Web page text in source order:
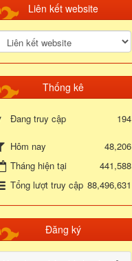
Liên kết website
Thống kê
Đang truy cập 194
Hôm nay
48,206
Tháng hiện tại
441,588
Tổng lượt truy cập 88,496,631
Đăng ký